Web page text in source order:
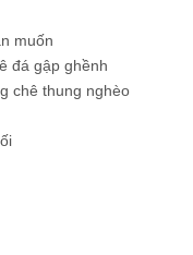
muốn
đá gập ghềnh
chê thung nghèo